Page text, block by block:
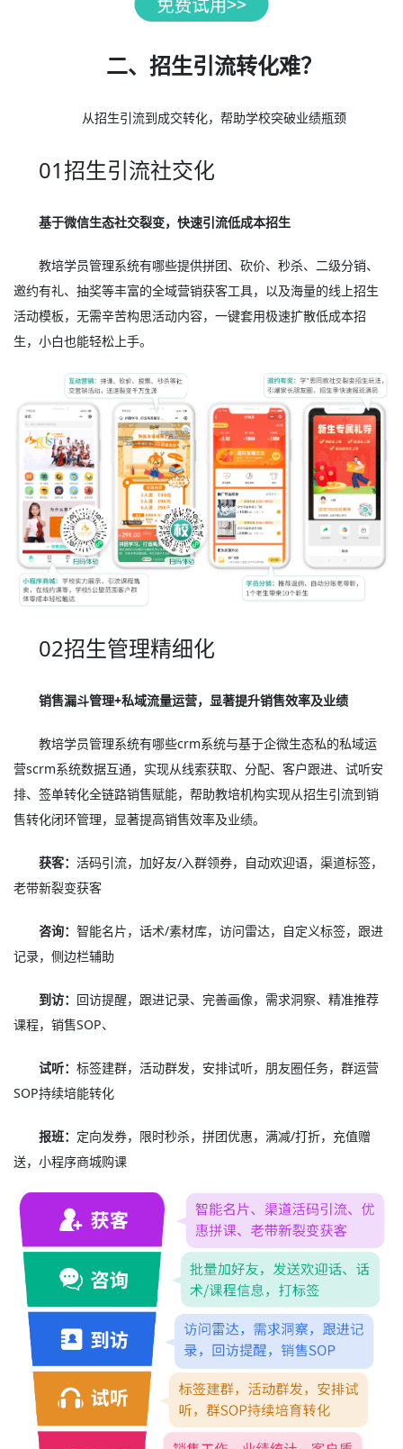
二、招生引流转化难？
从招生引流到成交转化，帮助学校突破业绩瓶颈
01招生引流社交化
基于微信生态社交裂变，快速引流低成本招生
教培学员管理系统有哪些提供拼团、砍价、秒杀、二级分销、
邀约有礼、抽奖等丰富的全域营销获客工具，以及海量的线上招生
活动模板，无需辛苦构思活动内容，一键套用极速扩散低成本招
生，小白也能轻松上手。
02招生管理精细化
销售漏斗管理+私域流量运营，显著提升销售效率及业绩
教培学员管理系统有哪些crm系统与基于企微生态私的私域运
营scrm系统数据互通，实现从线索获取、分配、客户跟进、试听安
排、签单转化全链路销售赋能，帮助教培机构实现从招生引流到销
售转化闭环管理，显著提高销售效率及业绩。
获客：活码引流，加好友/入群领券，自动欢迎语，渠道标签，
老带新裂变获客
咨询：智能名片，话术/素材库，访问雷达，自定义标签，跟进
记录，侧边栏辅助
到访： 回访提醒，跟进记录、完善画像，需求洞察、精准推荐
课程，销售SOP、
试听：标签建群，活动群发，安排试听，朋友圈任务，群运营
SOP持续培能转化
报班： 定向发券，限时秒杀，拼团优惠，满减/打折，充值赠
送，小程序商城购课